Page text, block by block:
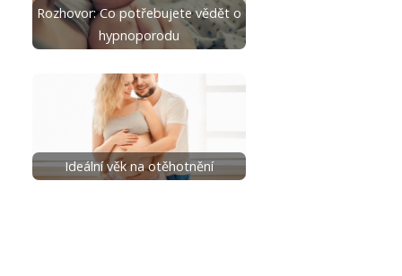
Rozhovor: Co potřebujete vědět o
hypnoporodu
Ideální věk na otěhotnění